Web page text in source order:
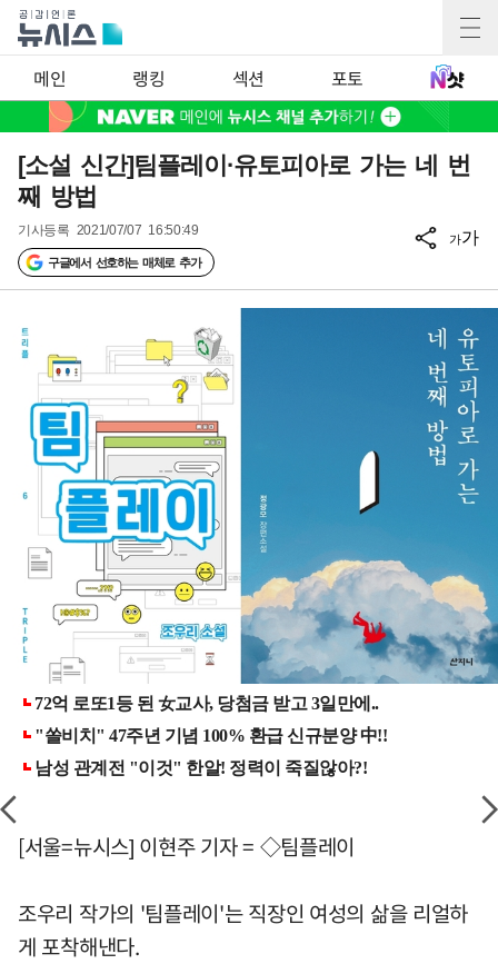
메인 랭킹 섹션 포토
[소설 신간]팀플레이·유토피아로 가는 네 번
째 방법
기사등록 2021/07/07 16:50:49
구글에서 선호하는 매체로 추가
가가
[서울=뉴시스] 이현주 기자 = ◇팀플레이
조우리 작가의 '팀플레이'는 직장인 여성의 삶을 리얼하
게 포착해낸다.